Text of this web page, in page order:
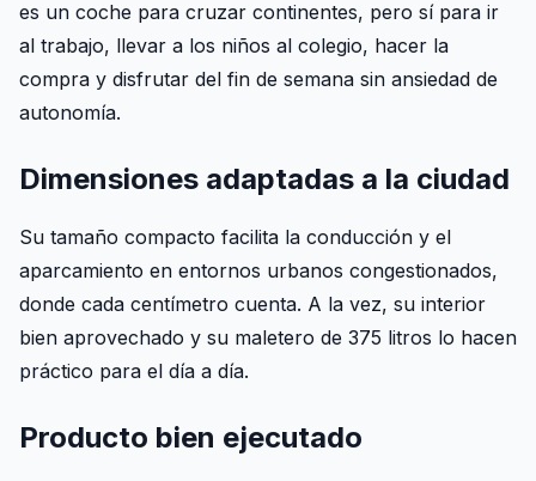
es un coche para cruzar continentes, pero sí para ir
al trabajo, llevar a los niños al colegio, hacer la
compra y disfrutar del fin de semana sin ansiedad de
autonomía.
Dimensiones adaptadas a la ciudad
Su tamaño compacto facilita la conducción y el
aparcamiento en entornos urbanos congestionados,
donde cada centímetro cuenta. A la vez, su interior
bien aprovechado y su maletero de 375 litros lo hacen
práctico para el día a día.
Producto bien ejecutado